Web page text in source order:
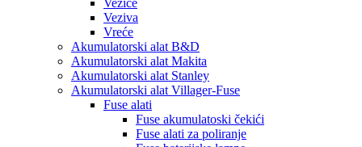
Vezice
Veziva
Vreće
Akumulatorski alat B&D
Akumulatorski alat Makita
Akumulatorski alat Stanley
Akumulatorski alat Villager-Fuse
Fuse alati
Fuse akumulatoski čekići
Fuse alati za poliranje